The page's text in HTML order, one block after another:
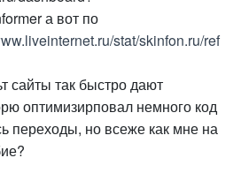
а вот по
stat/skinfon.ru/ref
сайты так быстро дают
оптимизирповал немного код
переходы, но всеже как мне на